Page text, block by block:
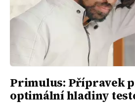
Primulus: Přípravek
optimální hladiny